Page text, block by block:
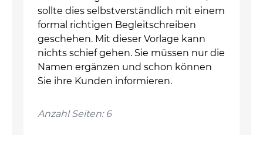
sollte dies selbstverständlich mit einem
formal richtigen Begleitschreiben
geschehen. Mit dieser Vorlage kann
nichts schief gehen. Sie müssen nur die
Namen ergänzen und schon können
Sie ihre Kunden informieren.
Anzahl Seiten: 6